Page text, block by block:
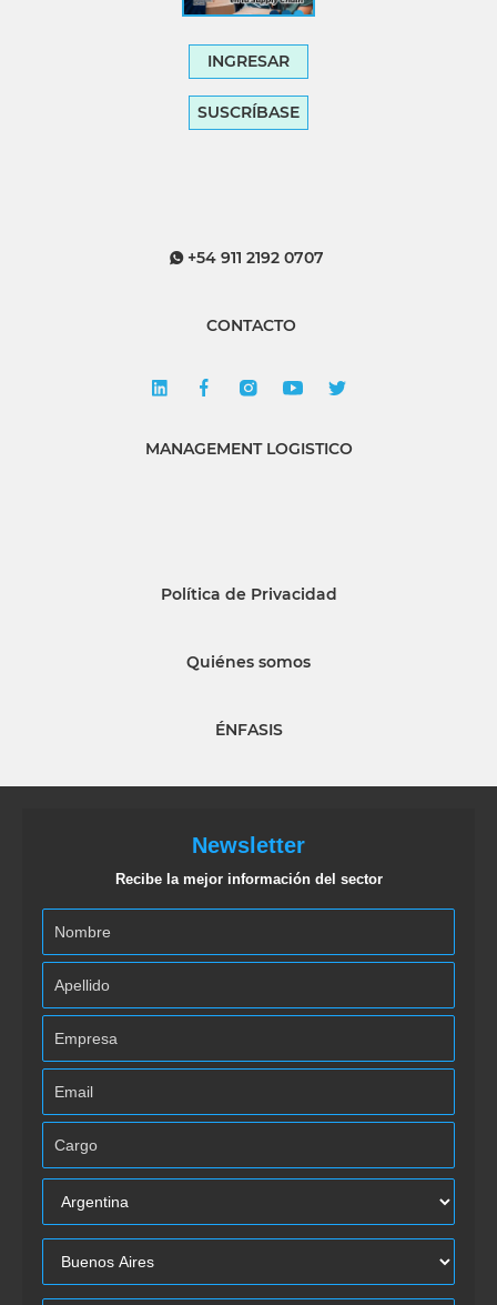
INGRESAR
SUSCRÍBASE
+54 911 2192 0707
CONTACTO
MANAGEMENT LOGISTICO
Política de Privacidad
Quiénes somos
ÉNFASIS
Newsletter
Recibe la mejor información del sector